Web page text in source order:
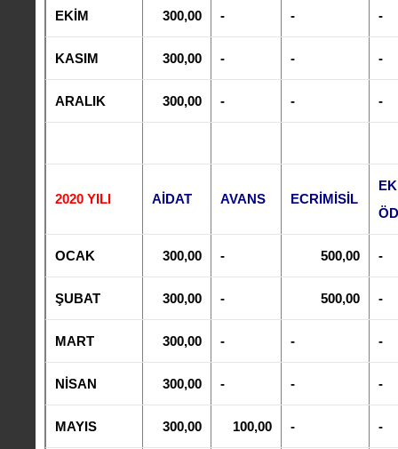
EKİM 300,00 - - -
KASIM 300,00 - - -
ARALIK 300,00 - - -
2020 YILI AİDAT AVANS ECRİMİSİL
EK
OCAK 300,00 - 500,00 -
ŞUBAT 300,00 - 500,00 -
MART 300,00 - - -
NİSAN 300,00 - - -
MAYIS 300,00 100,00 - -